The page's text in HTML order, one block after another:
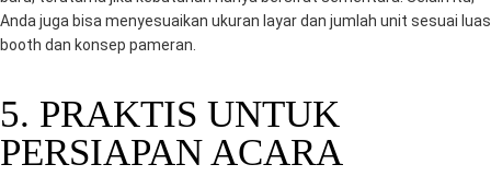
Anda juga bisa menyesuaikan ukuran layar dan jumlah unit sesuai luas
booth dan konsep pameran.
5. PRAKTIS UNTUK
PERSIAPAN ACARA